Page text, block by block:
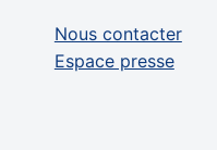
Nous contacter
Espace presse